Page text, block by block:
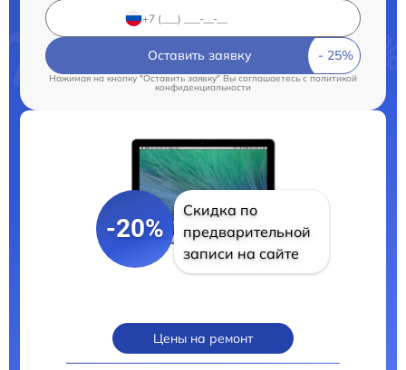
Оставить заявку
Нажимая на кнопку "Оставить заявку" Вы соглашаетесь cполитикой
конфиденциальности
-20%
Скидка по
предварительной
записи на сайте
Цены на ремонт